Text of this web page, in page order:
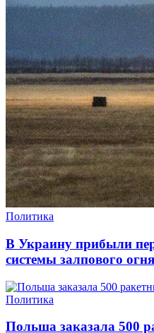
Политика
В Украину прибыли
системы залпового огня
Политика
Польша заказала 500